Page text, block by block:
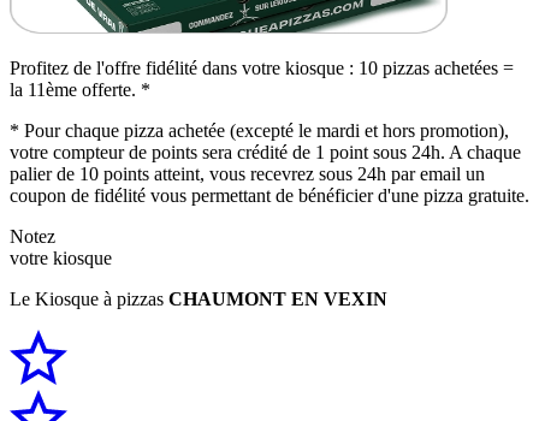
Profitez de l'offre fidélité dans votre kiosque : 10 pizzas achetées =
la 11ème offerte. *
* Pour chaque pizza achetée (excepté le mardi et hors promotion),
votre compteur de points sera crédité de 1 point sous 24h. A chaque
palier de 10 points atteint, vous recevrez sous 24h par email un
coupon de fidélité vous permettant de bénéficier d'une pizza gratuite.
Notez
votre kiosque
Le Kiosque à pizzas CHAUMONT EN VEXIN